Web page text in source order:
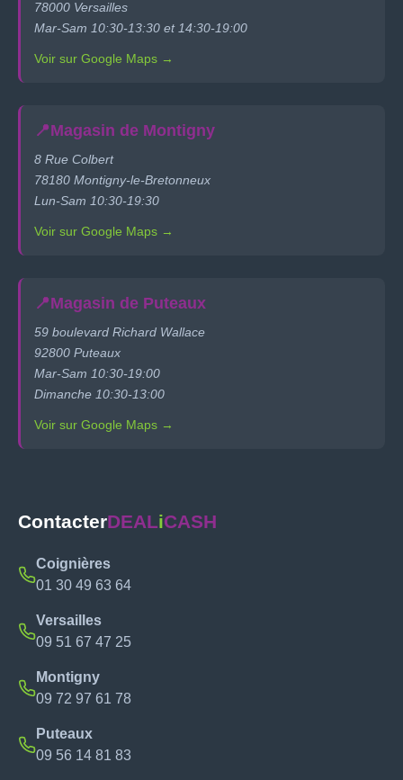
78000 Versailles
Mar-Sam 10:30-13:30 et 14:30-19:00
Voir sur Google Maps →
📍Magasin de Montigny
8 Rue Colbert
78180 Montigny-le-Bretonneux
Lun-Sam 10:30-19:30
Voir sur Google Maps →
📍Magasin de Puteaux
59 boulevard Richard Wallace
92800 Puteaux
Mar-Sam 10:30-19:00
Dimanche 10:30-13:00
Voir sur Google Maps →
ContacterDEALiCASH
Coignières
01 30 49 63 64
Versailles
09 51 67 47 25
Montigny
09 72 97 61 78
Puteaux
09 56 14 81 83